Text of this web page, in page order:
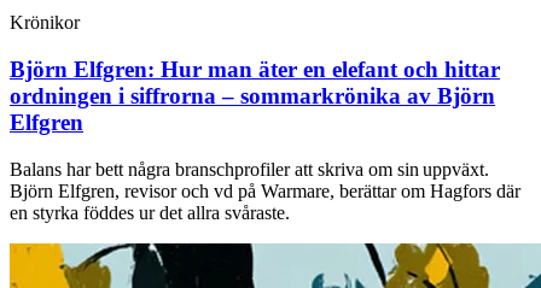
Krönikor
Björn Elfgren: Hur man äter en elefant och hittar
ordningen i siffrorna – sommarkrönika av Björn
Elfgren
Balans har bett några branschprofiler att skriva om sin uppväxt.
Björn Elfgren, revisor och vd på Warmare, berättar om Hagfors där
en styrka föddes ur det allra svåraste.